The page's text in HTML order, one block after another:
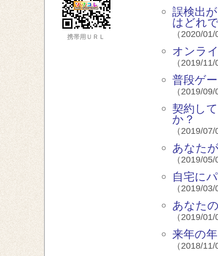
携帯用ＵＲＬ
誤検出
はどれ
（2020/
オンラ
（2019/
普段ゲ
（2019/
契約し
か？
（2019/
あなた
（2019/
自宅に
（2019/
あなた
（2019/
来年の
（2018/